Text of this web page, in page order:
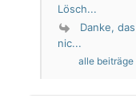
Lösch...
Danke,
nic...
alle beiträge